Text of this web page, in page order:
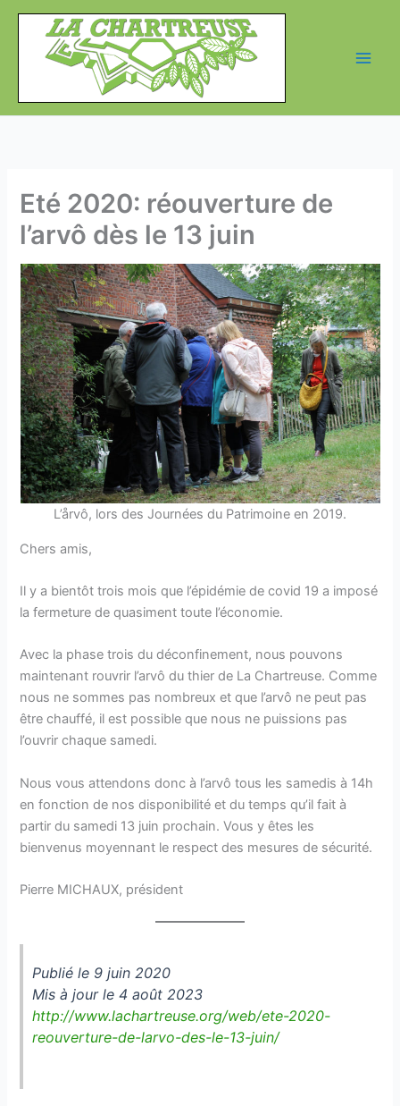
Aller
contenu
Eté 2020: réouverture de
l’arvô dès le 13 juin
L’årvô, lors des Journées du Patrimoine en 2019.
Chers amis,
Il y a bientôt trois mois que l’épidémie de covid 19 a imposé
la fermeture de quasiment toute l’économie.
Avec la phase trois du déconfinement, nous pouvons
maintenant rouvrir l’arvô du thier de La Chartreuse. Comme
nous ne sommes pas nombreux et que l’arvô ne peut pas
être chauffé, il est possible que nous ne puissions pas
l’ouvrir chaque samedi.
Nous vous attendons donc à l’arvô tous les samedis à 14h
en fonction de nos disponibilité et du temps qu’il fait à
partir du samedi 13 juin prochain. Vous y êtes les
bienvenus moyennant le respect des mesures de sécurité.
Pierre MICHAUX, président
Publié le 9 juin 2020
Mis à jour le 4 août 2023
http://www.lachartreuse.org/web/ete-2020-
reouverture-de-larvo-des-le-13-juin/